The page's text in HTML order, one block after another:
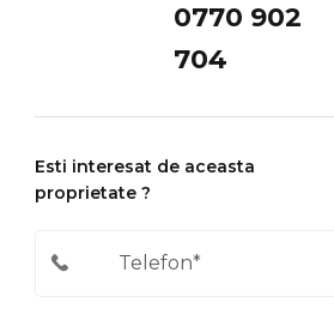
0770 902
704
Esti interesat de aceasta
proprietate ?